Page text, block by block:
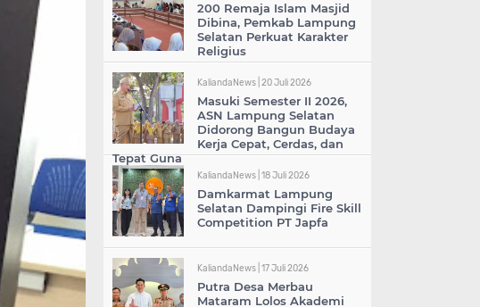
200 Remaja Islam Masjid
Dibina, Pemkab Lampung
Selatan Perkuat Karakter
Religius
KaliandaNews | 20 Juli 2026
Masuki Semester II 2026,
ASN Lampung Selatan
Didorong Bangun Budaya
Kerja Cepat, Cerdas, dan
Tepat Guna
KaliandaNews | 18 Juli 2026
Damkarmat Lampung
Selatan Dampingi Fire Skill
Competition PT Japfa
KaliandaNews | 17 Juli 2026
Putra Desa Merbau
Mataram Lolos Akademi